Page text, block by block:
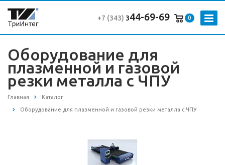
0
+7 (343) 344-69-69
Оборудование для
плазменной и газовой
резки металла с ЧПУ
Главная Каталог
Оборудование для плазменной и газовой резки металла с ЧПУ